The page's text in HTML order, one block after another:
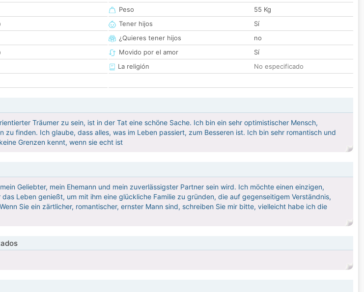
Peso
55 Kg
Tener hijos
Sí
¿Quieres tener hijos
no
Movido por el amor
Sí
La religión
No especificado
Träumer zu sein, ist in der Tat eine schöne Sache. Ich bin ein sehr optimistischer Mensch,
zu finden. Ich glaube, dass alles, was im Leben passiert, zum Besseren ist. Ich bin sehr romantisch und
Grenzen kennt, wenn sie echt ist
Geliebter, mein Ehemann und mein zuverlässigster Partner sein wird. Ich möchte einen einzigen,
Leben genießt, um mit ihm eine glückliche Familie zu gründen, die auf gegenseitigem Verständnis,
Sie ein zärtlicher, romantischer, ernster Mann sind, schreiben Sie mir bitte, vielleicht habe ich die